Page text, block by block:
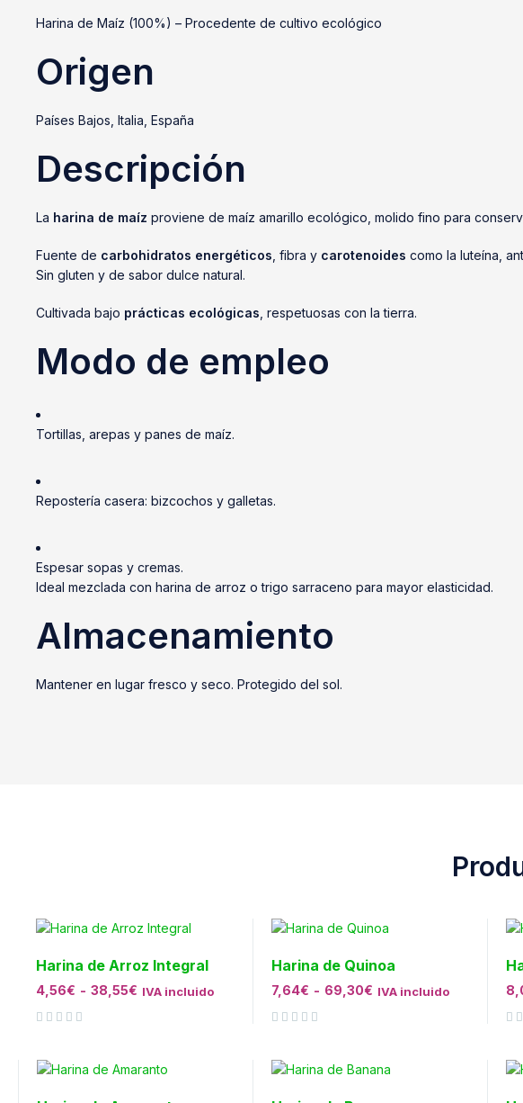
Harina de Maíz (100%) – Procedente de cultivo ecológico
Origen
Países Bajos, Italia, España
Descripción
La harina de maíz proviene de maíz amarillo ecológico, molido fino para
Fuente de carbohidratos energéticos , fibra y carotenoides como la luteína,
Sin gluten y de sabor dulce natural.
Cultivada bajo prácticas ecológicas , respetuosas con la tierra.
Modo de empleo
Tortillas, arepas y panes de maíz.
Repostería casera: bizcochos y galletas.
Espesar sopas y cremas.
Ideal mezclada con harina de arroz o trigo sarraceno para mayor elasticidad.
Almacenamiento
Mantener en lugar fresco y seco. Protegido del sol.
Harina de Arroz Integral
4,56€ - 38,55€ IVA incluido
Harina de Quinoa
7,64€ - 69,30€ IVA incluido